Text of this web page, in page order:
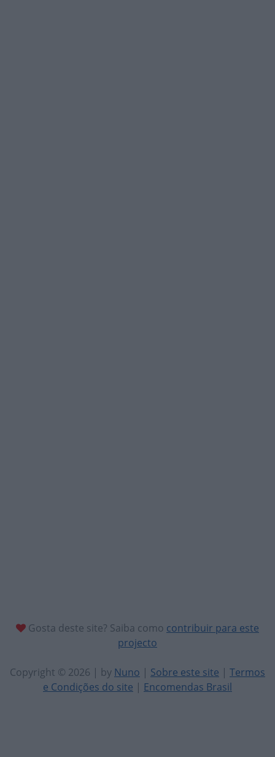
Gosta deste site? Saiba como contribuir para este
projecto
Copyright © 2026 | by Nuno | Sobre este site | Termos
e Condições do site | Encomendas Brasil